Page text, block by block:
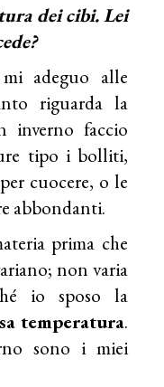
dei cibi. Lei
adeguo alle
riguarda la
inverno faccio
tipo i bolliti,
cuocere, o le
abbondanti.
prima che
non varia
io sposo la
temperatura.
sono i miei